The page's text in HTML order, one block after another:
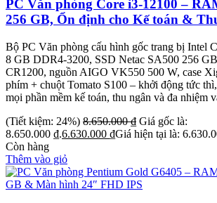
PC Văn phòng Core i3-12100 –
256 GB, Ổn định cho Kế toán &
Bộ PC Văn phòng cấu hình gốc trang bị Intel
8 GB DDR4-3200, SSD Netac SA500 256
CR1200, nguồn AIGO VK550 500 W, case
phím + chuột Tomato S100 – khởi động tức
mọi phần mềm kế toán, thu ngân và đa nhiệm
(Tiết kiệm: 24%) 8.650.000₫ Giá gốc là:
8.650.000 ₫.6.630.000 ₫Giá hiện tại là:
Còn hàng
Thêm vào giỏ